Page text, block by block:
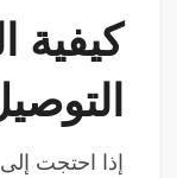
كيفية
إذا احتجت